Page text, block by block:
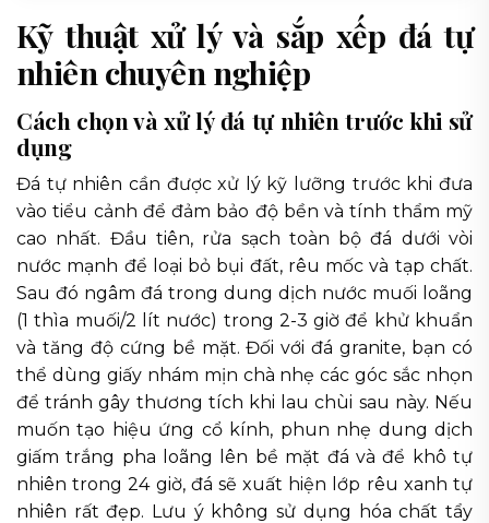
Kỹ thuật xử lý và sắp xếp đá tự
nhiên chuyên nghiệp
Cách chọn và xử lý đá tự nhiên trước khi sử
dụng
Đá tự nhiên cần được xử lý kỹ lưỡng trước khi đưa
vào tiểu cảnh để đảm bảo độ bền và tính thẩm mỹ
cao nhất. Đầu tiên, rửa sạch toàn bộ đá dưới vòi
nước mạnh để loại bỏ bụi đất, rêu mốc và tạp chất.
Sau đó ngâm đá trong dung dịch nước muối loãng
(1 thìa muối/2 lít nước) trong 2-3 giờ để khử khuẩn
và tăng độ cứng bề mặt. Đối với đá granite, bạn có
thể dùng giấy nhám mịn chà nhẹ các góc sắc nhọn
để tránh gây thương tích khi lau chùi sau này. Nếu
muốn tạo hiệu ứng cổ kính, phun nhẹ dung dịch
giấm trắng pha loãng lên bề mặt đá và để khô tự
nhiên trong 24 giờ, đá sẽ xuất hiện lớp rêu xanh tự
nhiên rất đẹp. Lưu ý không sử dụng hóa chất tẩy